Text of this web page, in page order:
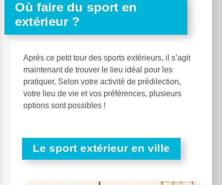
Où faire du sport en
extérieur ?
Après ce petit tour des sports extérieurs, il s’agit
maintenant de trouver le lieu idéal pour les
pratiquer. Selon votre activité de prédilection,
votre lieu de vie et vos préférences, plusieurs
options sont possibles !
Le sport extérieur en ville